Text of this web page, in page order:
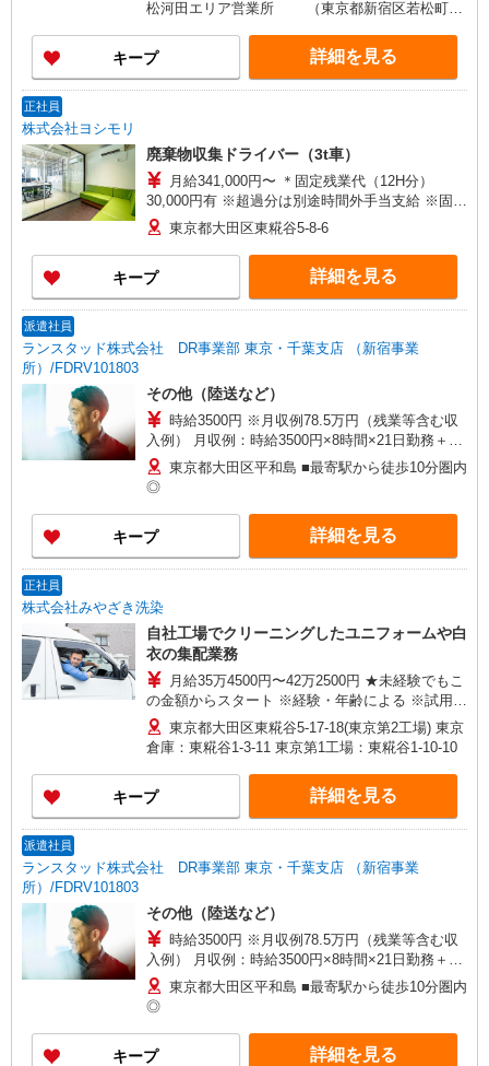
松河田エリア営業所 （東京都新宿区若松町
区大崎4-13-2） ［3］恵比寿エリア営業所
（東京都渋谷区恵比寿4丁目20番） ［4］渋谷東出
張所 （東京都渋谷区東1-26-22） ［5］東中野
森中1-21-7） ［7］西蒲田エリア営業所 （東
京都大田区西蒲田7-51-15） ［8］目黒八雲エリア
営業所 （東京都目黒区八雲3-139） ※自転車
通勤可
キープ 詳細を見る
正社員
株式会社ヨシモリ
廃棄物収集ドライバー（3t車）
月給341,000円〜 ＊固定残業代（12H分）
30,000円有 ※超過分は別途時間外手当支給 ※固定
残業代は休憩が取れなかった時などに充当する分
です。 通常の残業は別途しっかりお支払いしま
す。 ※2:30〜5:00は深夜割増の対象 ※給与幅は経
験・能力による
東京都大田区東糀谷5-8-6
キープ 詳細を見る
派遣社員
ランスタッド株式会社 DR事業部 東京・千葉支店 （新宿事業
所）/FDRV101803
その他（陸送など）
時給3500円 ※月収例78.5万円（残業等含む収
入例） 月収例：時給3500円×8時間×21日勤務＋残
業月30時間の場合 ※日勤・夜勤11日ずつで計算
※交通費実費支給／当社規定あり。 研修時給2400
円 ※1ヶ月前後
東京都大田区平和島 ■最寄駅から徒歩10分圏内
◎
キープ 詳細を見る
正社員
株式会社みやざき洗染
自社工場でクリーニングしたユニフォームや白
衣の集配業務
月給35万4500円〜42万2500円 ★未経験でもこ
の金額からスタート ※経験・年齢による ※試用期
間3ヶ月有（同条件） 年収例［1］ 512万円（25
歳） 年収例［2］ 602万円（50歳）
東京都大田区東糀谷5-17-18(東京第2工場) 東京
倉庫：東糀谷1-3-11 東京第1工場：東糀谷1-10-10
キープ 詳細を見る
派遣社員
ランスタッド株式会社 DR事業部 東京・千葉支店 （新宿事業
所）/FDRV101803
その他（陸送など）
時給3500円 ※月収例78.5万円（残業等含む収
入例） 月収例：時給3500円×8時間×21日勤務＋残
業月30時間の場合 ※日勤・夜勤11日ずつで計算
※交通費実費支給／当社規定あり。 研修時給2400
円 ※1ヶ月前後
東京都大田区平和島 ■最寄駅から徒歩10分圏内
◎
キープ 詳細を見る